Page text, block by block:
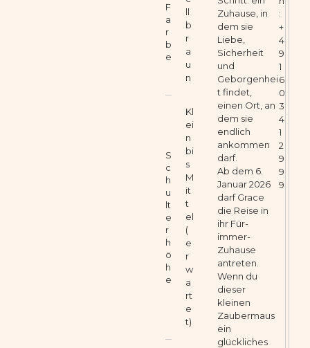
Zuhause, in
dem sie
Liebe,
Sicherheit
und
Geborgenhei
t findet,
einen Ort, an
dem sie
endlich
ankommen
darf.
Ab dem 6.
Januar 2026
darf Grace
die Reise in
ihr Für-
immer-
Zuhause
antreten.
Wenn du
dieser
kleinen
Zaubermaus
ein
glückliches
:
+
4
9
1
6
0
3
4
1
2
9
9
9
F
a
r
b
e
ll
b
r
a
u
n
S
c
h
u
lt
e
r
h
ö
h
e
Kl
ei
n
bi
s
M
it
t
el
(
e
r
w
a
rt
e
t)